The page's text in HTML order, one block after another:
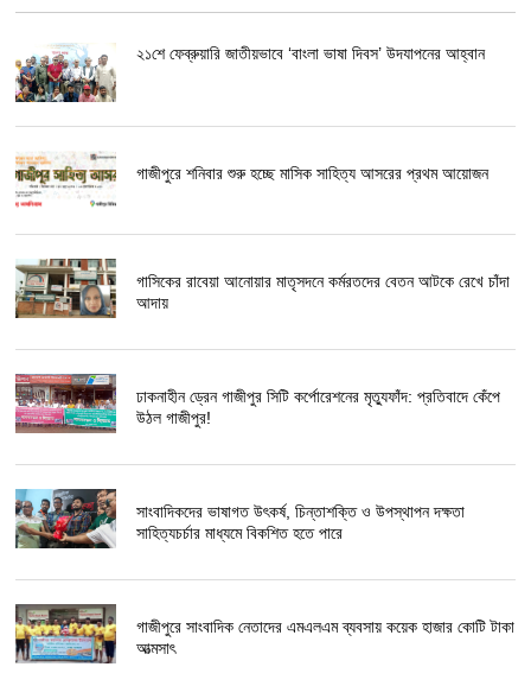
২১শে ফেব্রুয়ারি জাতীয়ভাবে ‘বাংলা ভাষা দিবস’ উদযাপনের আহ্বান
গাজীপুরে শনিবার শুরু হচ্ছে মাসিক সাহিত্য আসরের প্রথম আয়োজন
গাসিকের রাবেয়া আনোয়ার মাতৃসদনে কর্মরতদের বেতন আটকে রেখে চাঁদা
আদায়
ঢাকনাহীন ড্রেন গাজীপুর সিটি কর্পোরেশনের মৃত্যুফাঁদ: প্রতিবাদে কেঁপে
উঠল গাজীপুর!
সাংবাদিকদের ভাষাগত উৎকর্ষ, চিন্তাশক্তি ও উপস্থাপন দক্ষতা
সাহিত্যচর্চার মাধ্যমে বিকশিত হতে পারে
গাজীপুরে সাংবাদিক নেতাদের এমএলএম ব্যবসায় কয়েক হাজার কোটি টাকা
আত্মসাৎ